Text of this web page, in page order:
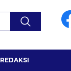
REDAKSI